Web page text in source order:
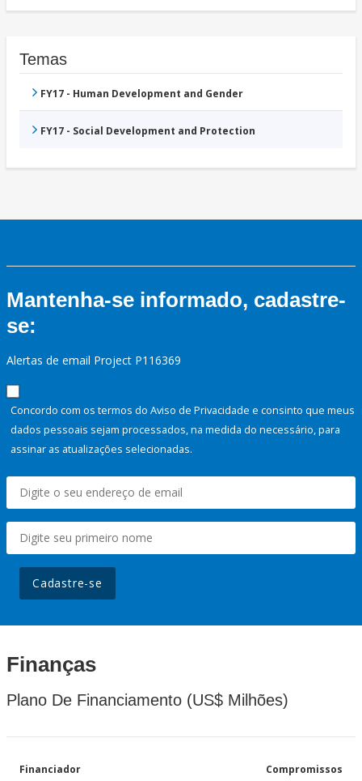
Temas
FY17 - Human Development and Gender
FY17 - Social Development and Protection
Mantenha-se informado, cadastre-
se:
Alertas de email Project P116369
Concordo com os termos do Aviso de Privacidade e consinto que meus
dados pessoais sejam processados, na medida do necessário, para
assinar as atualizações selecionadas.
Cadastre-se
Finanças
Plano De Financiamento (US$ Milhões)
Financiador Compromissos